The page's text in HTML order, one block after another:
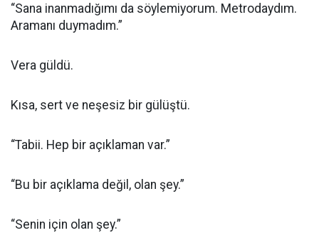
“Sana inanmadığımı da söylemiyorum. Metrodaydım.
Aramanı duymadım.”
Vera güldü.
Kısa, sert ve neşesiz bir gülüştü.
“Tabii. Hep bir açıklaman var.”
“Bu bir açıklama değil, olan şey.”
“Senin için olan şey.”